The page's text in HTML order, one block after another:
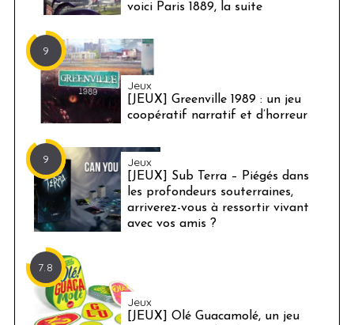
voici Paris 1889, la suite
9
Jeux
[JEUX] Greenville 1989 : un jeu
coopératif narratif et d’horreur
9 Jeux
[JEUX] Sub Terra – Piégés dans
les profondeurs souterraines,
arriverez-vous à ressortir vivant
avec vos amis ?
7.8
Jeux
[JEUX] Olé Guacamolé, un jeu